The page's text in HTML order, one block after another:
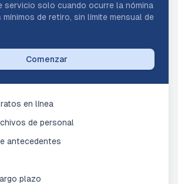
servicio solo cuando ocurre la nómina
de retiro, sin límite mensual de
Comenzar
en línea
de personal
antecedentes
plazo